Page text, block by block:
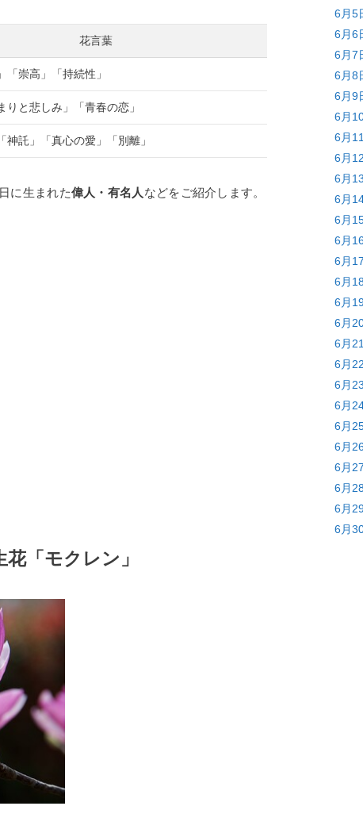
花言葉
「崇高」「持続性」
りと悲しみ」「青春の恋」
神託」「真心の愛」「別離」
に生まれた偉人・有名人 などをご紹介します。
「モクレン」
6月5
6月6
6月7
6月8
6月9
6月
6月
6月
6月
6月
6月
6月
6月
6月
6月
6月
6月
6月
6月
6月
6月
6月
6月
6月
6月
6月